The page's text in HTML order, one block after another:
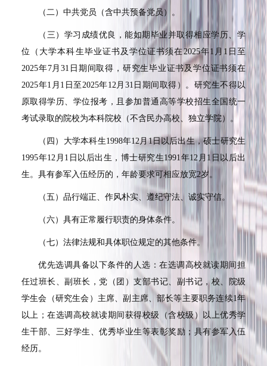
（二）中共党员（含中共预备党员）。
（三）学习成绩优良，能如期毕业并取得相应学历、学
位（大学本科生毕业证书及学位证书须在2025年1 月 1 日至
2025年7月31 日期间取得，研究生毕业证书及学位证书须在
2025年1 月 1 日至 2025年12月 31 日期间取得）。研究生不得以
原取得学历、学位报考，且参加普通高等学校招生全国统一
考试录取的院校为本科院校（不含民办高校、独立学院）。
（四）大学本科生1998年12月1日以后出生，硕士研究生
1995年12 月 1 日以后出生，博士研究生1991年12 月 1 日以后出
生。具有参军入伍经历的，年龄要求可相应放宽2岁。
（五）品行端正、作风朴实、遵纪守法、诚实守信。
（六）具有正常履行职责的身体条件。
（七）法律法规和具体职位规定的其他条件。
优先选调具备以下条件的人选：在选调高校就读期间担
任过班长、副班长，党（团）支部书记、副书记，校、院级
学生会（研究生会）主席、副主席、部长等主要职务连续1年
以上；在选调高校就读期间获得校级（含校级）以上优秀学
生干部、三好学生、优秀毕业生等表彰奖励；具有参军入伍
经历。